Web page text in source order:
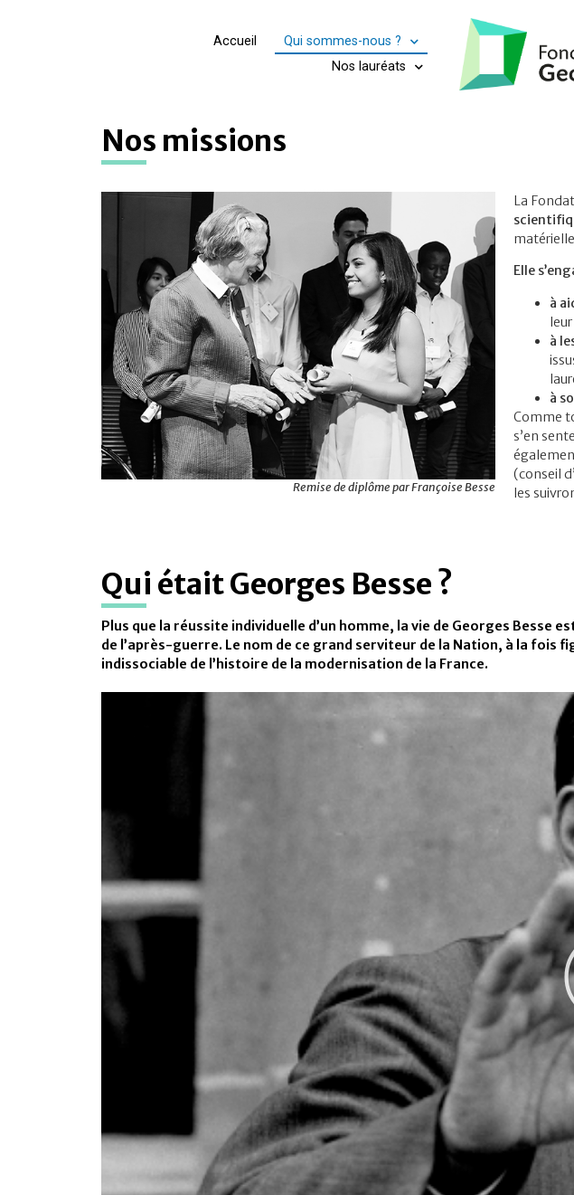
Accueil
Qui sommes-nous ?
Nos lauréats
Nos missions
Remise de diplôme par Françoise Besse
La
Elle
à
à
à
Comme
s’en
(conseil
les
Qui était Georges Besse ?
Plus que la réussite individuelle d’un homme, la vie de Georges
de l’après-guerre. Le nom de ce grand serviteur de la Nation, à la
indissociable de l’histoire de la modernisation de la France.